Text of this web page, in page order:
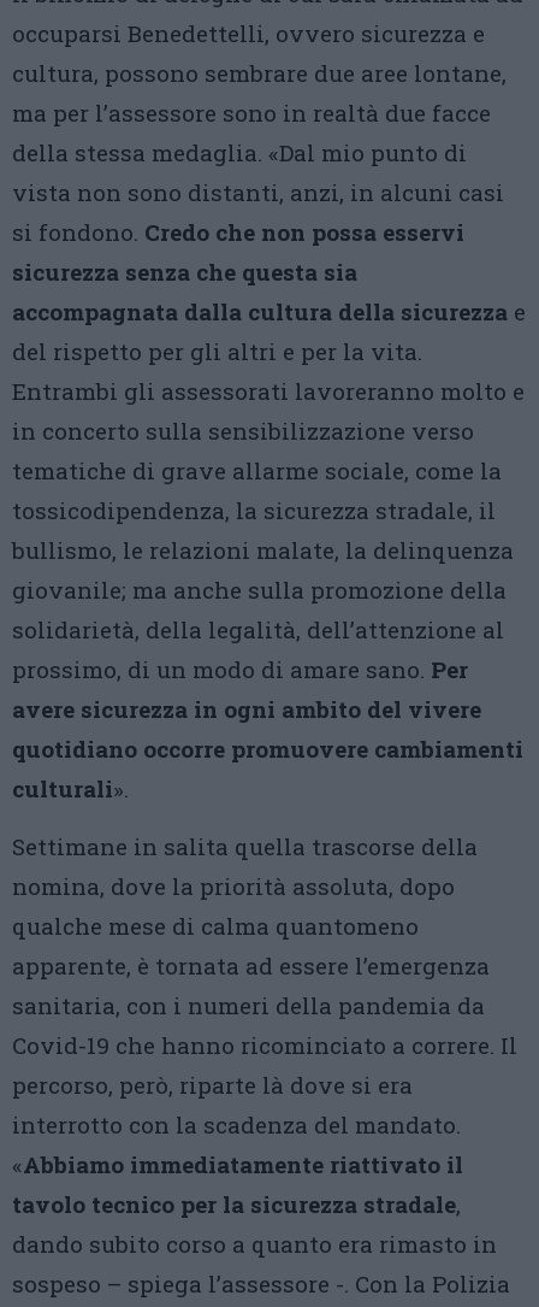
occuparsi Benedettelli, ovvero sicurezza e
cultura, possono sembrare due aree lontane,
ma per l’assessore sono in realtà due facce
della stessa medaglia. «Dal mio punto di
vista non sono distanti, anzi, in alcuni casi
si fondono. Credo che non possa esservi
sicurezza senza che questa sia
accompagnata dalla cultura della sicurezza e
del rispetto per gli altri e per la vita.
Entrambi gli assessorati lavoreranno molto e
in concerto sulla sensibilizzazione verso
tematiche di grave allarme sociale, come la
tossicodipendenza, la sicurezza stradale, il
bullismo, le relazioni malate, la delinquenza
giovanile; ma anche sulla promozione della
solidarietà, della legalità, dell’attenzione al
prossimo, di un modo di amare sano. Per
avere sicurezza in ogni ambito del vivere
quotidiano occorre promuovere cambiamenti
culturali».
Settimane in salita quella trascorse della
nomina, dove la priorità assoluta, dopo
qualche mese di calma quantomeno
apparente, è tornata ad essere l’emergenza
sanitaria, con i numeri della pandemia da
Covid-19 che hanno ricominciato a correre. Il
percorso, però, riparte là dove si era
interrotto con la scadenza del mandato.
«Abbiamo immediatamente riattivato il
tavolo tecnico per la sicurezza stradale,
dando subito corso a quanto era rimasto in
sospeso – spiega l’assessore -. Con la Polizia